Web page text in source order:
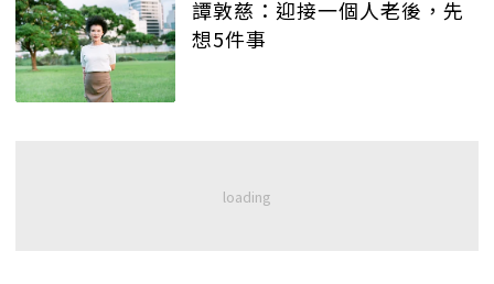
譚敦慈：迎接一個人老後，先
想5件事